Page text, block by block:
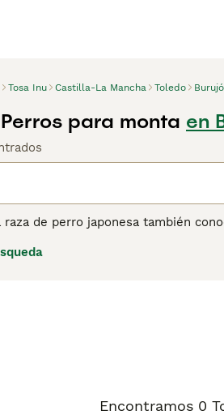
Tosa Inu Castilla-La Mancha Toledo
para monta en
raza de perro japonesa también
y protector, lo que lo
Encontramos 0